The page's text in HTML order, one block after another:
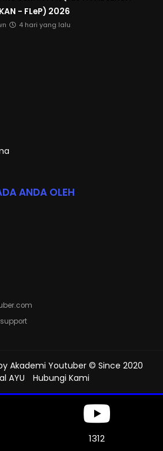
- FLeP) 2026
4 hari yang lalu
ANDA OLEH
Akademi Youtuber © Since 2020
AYU
Hubungi Kami
1312